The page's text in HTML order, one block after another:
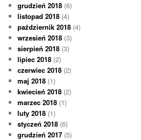
grudzień 2018 (6)
listopad 2018 (4)
październik 2018 (4)
wrzesień 2018 (3)
sierpień 2018 (3)
lipiec 2018 (2)
czerwiec 2018 (2)
maj 2018 (1)
kwiecień 2018 (2)
marzec 2018 (1)
luty 2018 (1)
styczeń 2018 (6)
grudzień 2017 (5)